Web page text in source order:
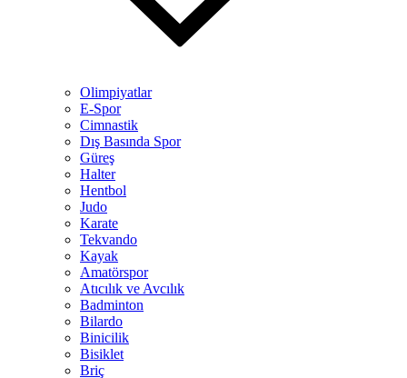
Olimpiyatlar
E-Spor
Cimnastik
Dış Basında Spor
Güreş
Halter
Hentbol
Judo
Karate
Tekvando
Kayak
Amatörspor
Atıcılık ve Avcılık
Badminton
Bilardo
Binicilik
Bisiklet
Briç